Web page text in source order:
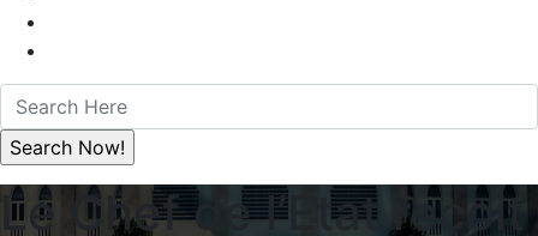
Le Chef de l’Etat reçoit